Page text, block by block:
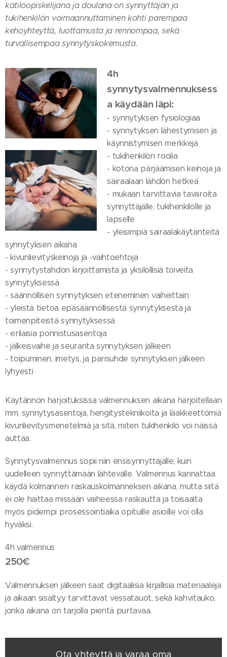
kätilöopiskelijana ja doulana on synnyttäjän ja
tukihenkilön voimaannuttaminen kohti parempaa
kehoyhteyttä, luottamusta ja rennompaa, sekä
turvallisempaa synnytyskokemusta.
4h
synnytysvalmennuksess
a käydään läpi:
- synnytyksen fysiologiaa
- synnytyksen lähestymisen ja
käynnistymisen merkkejä
- tukihenkilön roolia
- kotona pärjäämisen keinoja ja
sairaalaan lähdön hetkeä
- mukaan tarvittavia tavaroita
synnyttäjälle, tukihenkilölle ja
lapselle
- yleisimpiä sairaalakäytänteitä
synnytyksen aikana
- kivunlievityskeinoja ja -vaihtoehtoja
- synnytystahdon kirjoittamista ja yksilöllisiä toiveita
synnytyksessä
- säännöllisen synnytyksen eteneminen vaiheittain
- yleistä tietoa epäsäännöllisestä synnytyksestä ja
toimenpiteistä synnytyksessä
- erilaisia ponnistusasentoja
- jälkeisvaihe ja seuranta synnytyksen jälkeen
- toipuminen, imetys, ja parisuhde synnytyksen jälkeen
lyhyesti
Käytännön harjoituksissa valmennuksen aikana harjoitellaan
mm. synnytysasentoja, hengitystekniikoita ja lääkkeettömiä
kivunlievitysmenetelmiä ja sitä, miten tukihenkilö voi näissä
auttaa.
Synnytysvalmennus sopii niin ensisynnyttäjälle, kuin
uudelleen synnyttämään lähtevälle. Valmennus kannattaa
käydä kolmannen raskauskolmanneksen aikana, mutta siitä
ei ole haittaa missään vaiheessa raskautta ja toisaalta
myös pidempi prosessointiaika opituille asioille voi olla
hyväksi.
4h valmennus
250€
Valmennuksen jälkeen saat digitaalisia kirjallisia materiaaleja
ja aikaan sisältyy tarvittavat vessatauot, sekä kahvitauko,
jonka aikana on tarjolla pientä purtavaa.
Ota yhteyttä ja varaa oma